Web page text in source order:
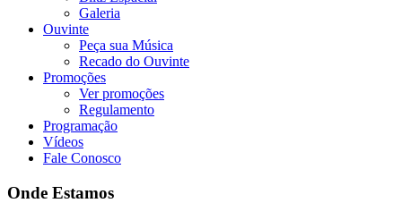
Galeria
Ouvinte
Peça sua Música
Recado do Ouvinte
Promoções
Ver promoções
Regulamento
Programação
Vídeos
Fale Conosco
Onde Estamos